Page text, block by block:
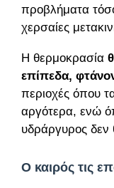
προβλήματα
χερσαίες
Η θερμοκρασία
επίπεδα,
περιοχές όπου
αργότερα, ενώ
υδράργυρος δεν
Ο καιρός τις